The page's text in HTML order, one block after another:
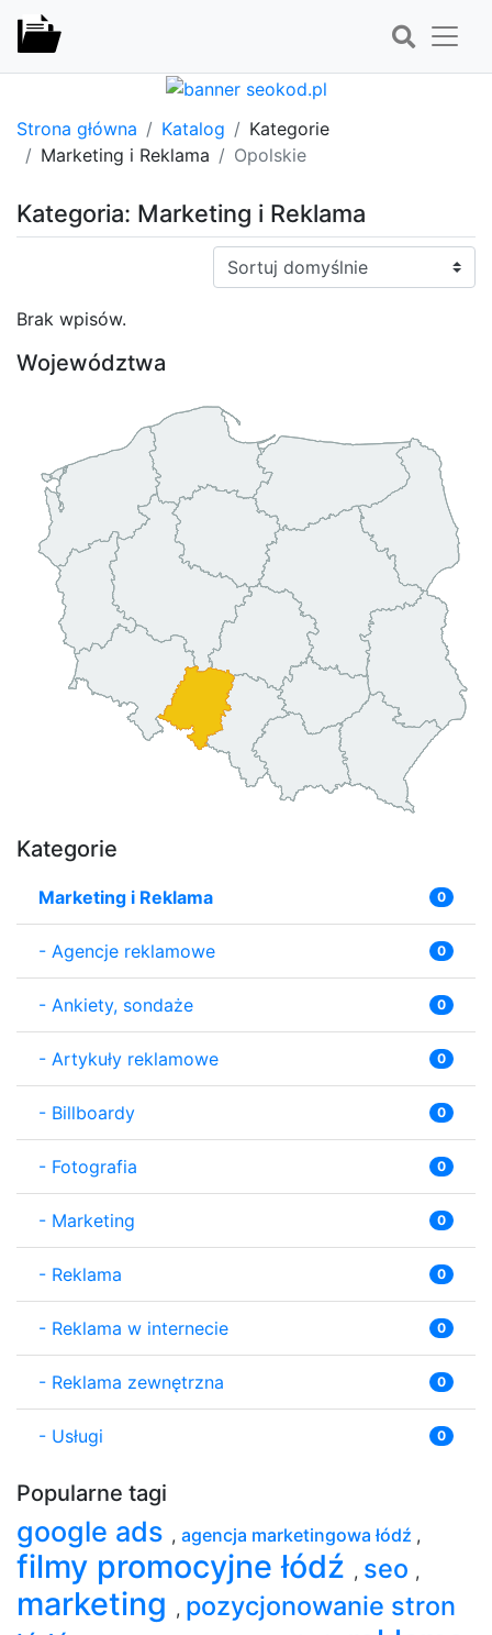
Strona główna Katalog
Kategorie
Marketing i Reklama
Opolskie
Kategoria: Marketing i Reklama
Sortuj:
Brak wpisów.
Województwa
Kategorie
Marketing i Reklama 0
- Agencje reklamowe 0
- Ankiety, sondaże 0
- Artykuły reklamowe 0
- Billboardy 0
- Fotografia 0
- Marketing 0
- Reklama 0
- Reklama w internecie 0
- Reklama zewnętrzna 0
- Usługi 0
Popularne tagi
google ads , agencja marketingowa łódź ,
filmy promocyjne łódź , seo ,
marketing , pozycjonowanie stron